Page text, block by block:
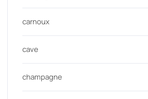
carnoux
cave
champagne